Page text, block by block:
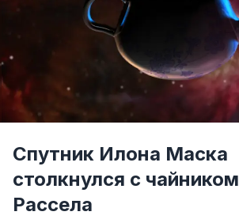
Спутник Илона Маска
столкнулся с чайником
Рассела